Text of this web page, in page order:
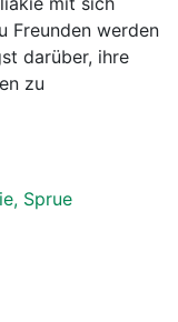
Freunden werden
darüber, ihre
zu
Sprue